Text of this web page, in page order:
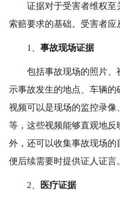
证据对于受害者维权
索赔要求的基础。受害者应
1、 事故现场证据
包括事故现场的照片、
示事故发生的地点、车辆的
视频可以是现场的监控录像
等，这些视频能够直观地
外，还可以收集事故现场的
便后续需要时提供证人证言。
2、 医疗证据